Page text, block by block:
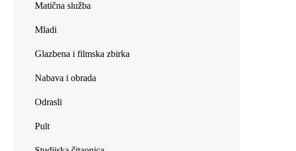
Matična služba
Mladi
Glazbena i filmska zbirka
Nabava i obrada
Odrasli
Pult